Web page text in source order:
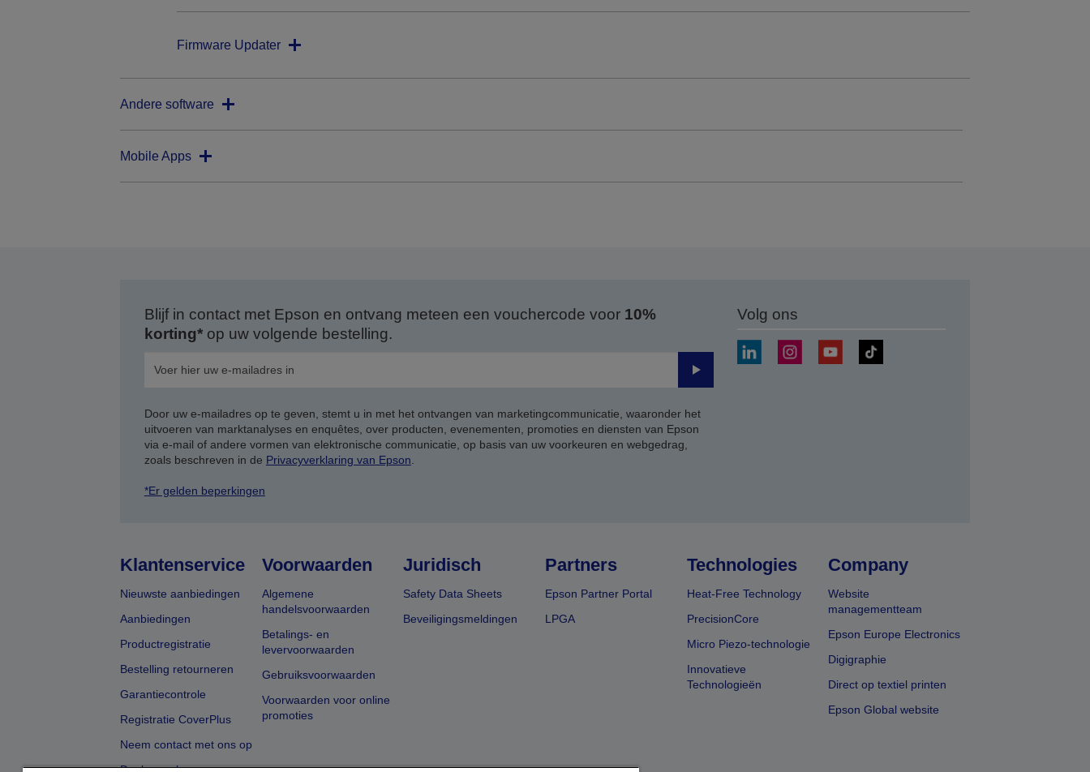
Firmware Updater
Andere software
Mobile Apps
Blijf in contact met Epson en ontvang meteen een vouchercode voor 10%
korting*op uw volgende bestelling.
Verzenden
Door uw e-mailadres op te geven, stemt u in met het ontvangen van marketingcommunicatie, waaronder het
uitvoeren van marktanalyses en enquêtes, over producten, evenementen, promoties en diensten van Epson
via e-mail of andere vormen van elektronische communicatie, op basis van uw voorkeuren en webgedrag,
zoals beschreven in de Privacyverklaring van Epson.
*Er gelden beperkingen
Volg ons
Klantenservice
Nieuwste aanbiedingen
Aanbiedingen
Productregistratie
Bestelling retourneren
Garantiecontrole
Registratie CoverPlus
Neem contact met ons op
Voorwaarden
Algemene
handelsvoorwaarden
Betalings- en
levervoorwaarden
Gebruiksvoorwaarden
Voorwaarden voor online
promoties
Juridisch
Safety Data Sheets
Beveiligingsmeldingen
Partners
Epson Partner Portal
LPGA
Technologies
Heat-Free Technology
PrecisionCore
Micro Piezo-technologie
Innovatieve
Technologieën
Company
Website
managementteam
Epson Europe Electronics
Digigraphie
Direct op textiel printen
Epson Global website